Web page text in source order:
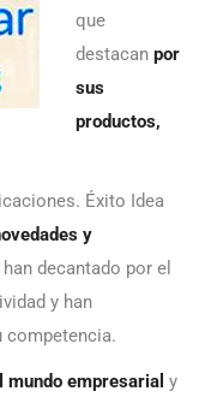
que
destacan por
sus
productos,
Éxito Idea
y
decantado por el
y han
competencia.
empresarial y